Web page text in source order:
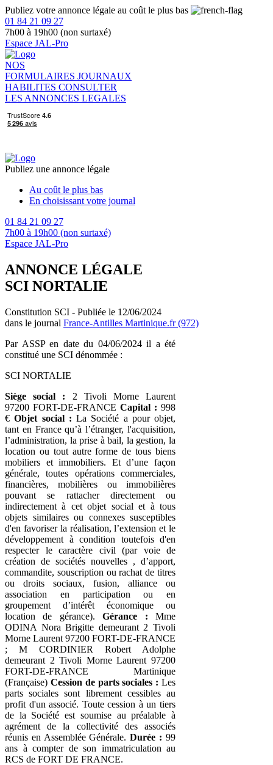
Publiez votre annonce légale au coût le plus bas
01 84 21 09 27
7h00 à 19h00 (non surtaxé)
Espace JAL-Pro
NOS
FORMULAIRES JOURNAUX
HABILITES CONSULTER
LES ANNONCES LEGALES
Publiez une annonce légale
Au coût le plus bas
En choisissant votre journal
01 84 21 09 27
7h00 à 19h00 (non surtaxé)
Espace JAL-Pro
ANNONCE LÉGALE
SCI NORTALIE
Constitution SCI - Publiée le 12/06/2024
dans le journal France-Antilles Martinique.fr (972)
Par ASSP en date du 04/06/2024 il a été
constitué une SCI dénommée :
SCI NORTALIE
Siège social : 2 Tivoli Morne Laurent
97200 FORT-DE-FRANCE Capital : 998
€Objet social : La Société a pour objet,
tant en France qu’à l’étranger, l'acquisition,
l’administration, la prise à bail, la gestion, la
location ou tout autre forme de tous biens
mobiliers et immobiliers. Et d’une façon
générale, toutes opérations commerciales,
financières, mobilières ou immobilières
pouvant se rattacher directement ou
indirectement à cet objet social et à tous
objets similaires ou connexes susceptibles
d'en favoriser la réalisation, l’extension et le
développement à condition toutefois d'en
respecter le caractère civil (par voie de
création de sociétés nouvelles , d’apport,
commandite, souscription ou rachat de titres
ou droits sociaux, fusion, alliance ou
association en participation ou en
groupement d’intérêt économique ou
location de gérance).Gérance : Mme
ODINA Nora Brigitte demeurant 2 Tivoli
Morne Laurent 97200 FORT-DE-FRANCE
; M CORDINIER Robert Adolphe
demeurant 2 Tivoli Morne Laurent 97200
FORT-DE-FRANCE Martinique
(Française) Cession de parts sociales : Les
parts sociales sont librement cessibles au
profit d'un associé. Toute cession à un tiers
de la Société est soumise au préalable à
agrément de la collectivité des associés
réunis en Assemblée Générale.Durée : 99
ans à compter de son immatriculation au
RCS de FORT DE FRANCE.